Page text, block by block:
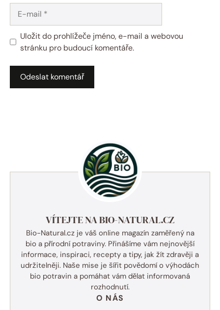
mail
Uložit do prohlížeče jméno, e-mail a webovou
stránku pro budoucí komentáře.
VÍTEJTE NA BIO-NATURAL.CZ
Bio-Natural.cz je váš online magazín zaměřený na
bio a přírodní potraviny. Přinášíme vám nejnovější
informace, inspiraci, recepty a tipy, jak žít zdravěji a
udržitelněji. Naše mise je šířit povědomí o výhodách
bio potravin a pomáhat vám dělat informovaná
rozhodnutí.
O NÁS